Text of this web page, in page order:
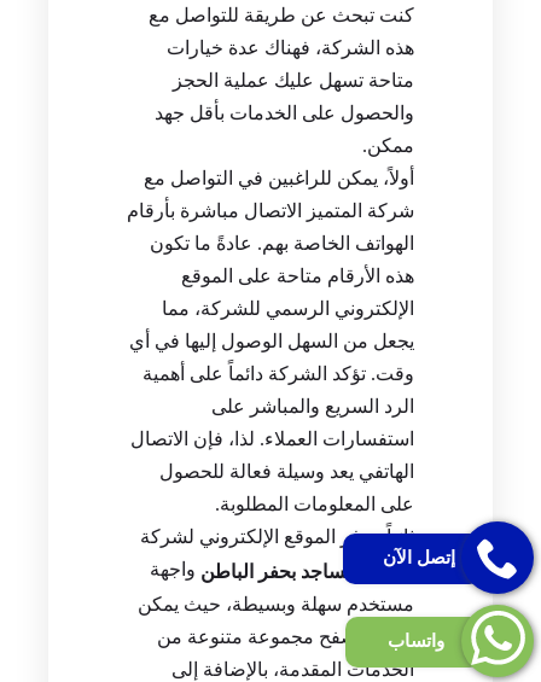
كنت تبحث عن طريقة للتواصل مع
هذه الشركة، فهناك عدة خيارات
متاحة تسهل عليك عملية الحجز
والحصول على الخدمات بأقل جهد
ممكن.
أولاً، يمكن للراغبين في التواصل مع
شركة المتميز الاتصال مباشرة بأرقام
الهواتف الخاصة بهم. عادةً ما تكون
هذه الأرقام متاحة على الموقع
الإلكتروني الرسمي للشركة، مما
يجعل من السهل الوصول إليها في أي
وقت. تؤكد الشركة دائماً على أهمية
الرد السريع والمباشر على
استفسارات العملاء. لذا، فإن الاتصال
الهاتفي يعد وسيلة فعالة للحصول
على المعلومات المطلوبة.
ثانياً، يوفر الموقع الإلكتروني لشركة
تنظيف مساجد بحفر الباطن واجهة
مستخدم سهلة وبسيطة، حيث يمكن
للزوار تصفح مجموعة متنوعة من
الخدمات المقدمة، بالإضافة إلى
إتصل الآن
واتساب